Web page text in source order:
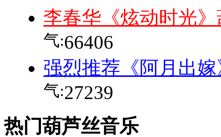
李春华《炫动时光
气:66406
强烈推荐《阿月出
气:27239
热门葫芦丝音乐